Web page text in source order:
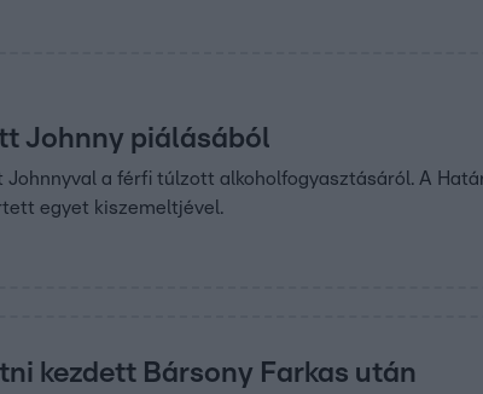
Johnny piálásából
Johnnyval a férfi túlzott alkoholfogyasztásáról. A
egyet kiszemeltjével.
kezdett Bársony Farkas után